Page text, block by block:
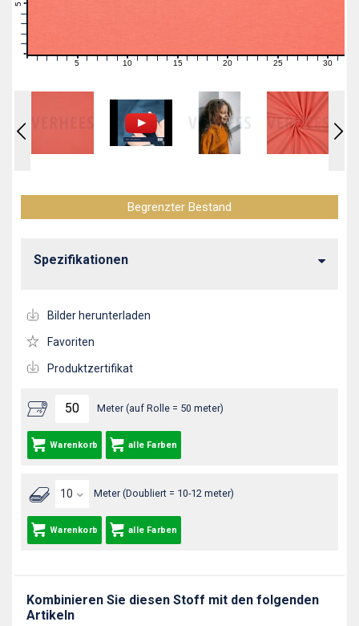
1 2 3 4 6 7 89 11121314 16171819 21222324 26272829 31
Meter (auf Rolle = 50 meter)
Warenkorb alle Farben
Meter (Doubliert = 10-12 meter)
Warenkorb alle Farben
Begrenzter Bestand
Spezifikationen
Bilder herunterladen
Favoriten
Produktzertifikat
Kombinieren Sie diesen Stoff mit den folgenden
Artikeln